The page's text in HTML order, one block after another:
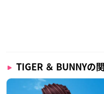
TIGER ＆ BUNNYの